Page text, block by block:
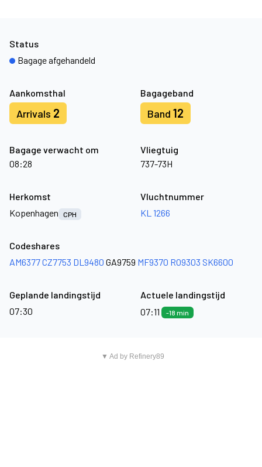
Aankomsthal
Arrivals 2
Bagageband
Band 12
Bagage verwacht om
08:28
Vliegtuig
737-73H
Status
Bagage afgehandeld
Herkomst
Kopenhagen
CPH
Vluchtnummer
KL 1266
Codeshares
AM6377CZ7753 DL9480 GA9759 MF9370 RO9303 SK6600
Geplande landingstijd
07:30
Actuele landingstijd
07:11
-18 min
▼ Ad by Refinery89